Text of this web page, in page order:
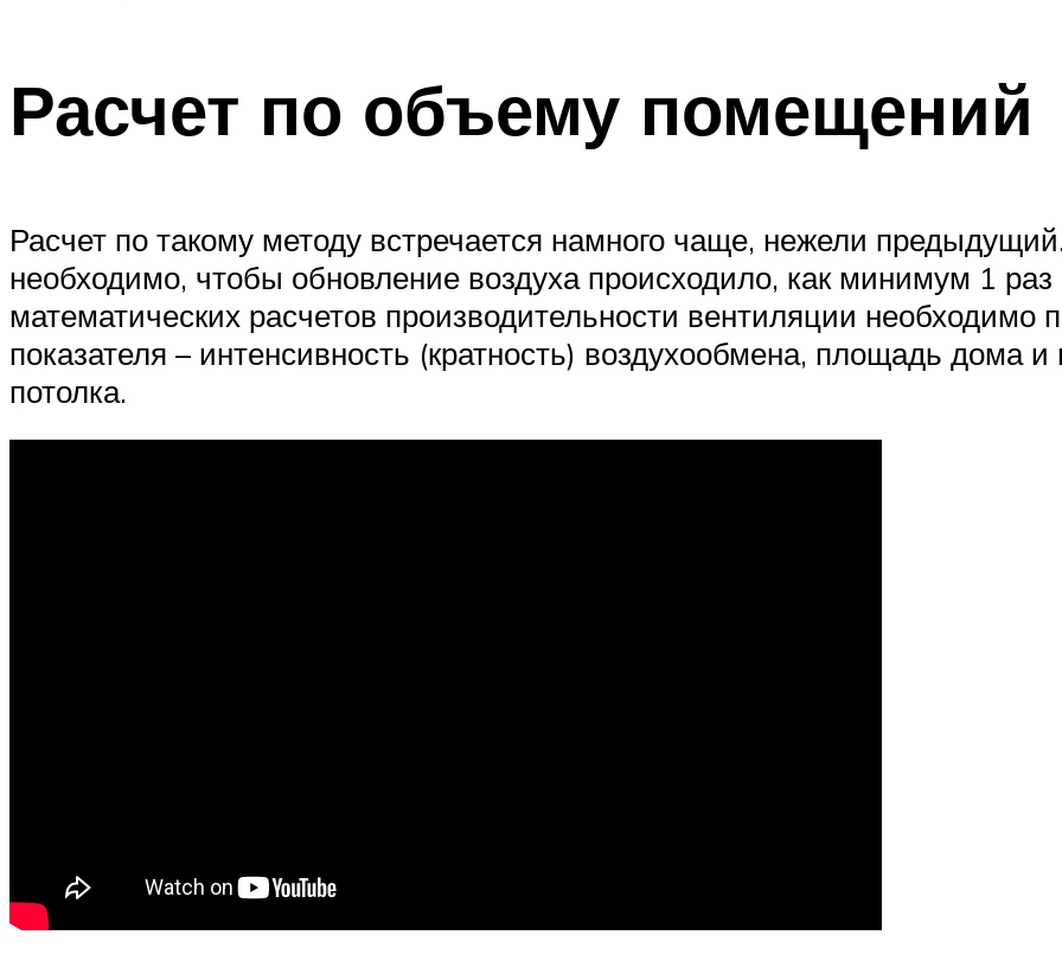
Расчет по объему помещений
Расчет по такому методу встречается намного чаще, нежели
необходимо, чтобы обновление воздуха происходило, как минимум 1
математических расчетов производительности вентиляции
показателя – интенсивность (кратность) воздухообмена, площадь дома
потолка.